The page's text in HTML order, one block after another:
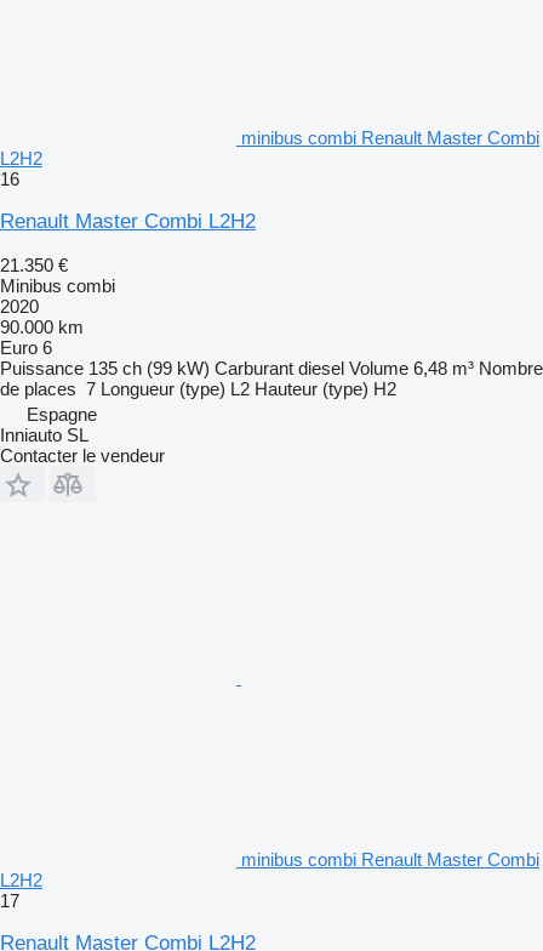
minibus combi Renault Master Combi
L2H2
16
Renault Master Combi L2H2
21.350 €
Minibus combi
2020
90.000 km
Euro 6
Puissance 135 ch (99 kW) Carburant diesel Volume 6,48 m³ Nombre
de places 7 Longueur (type) L2 Hauteur (type) H2
Espagne
Inniauto SL
Contacter le vendeur
minibus combi Renault Master Combi
L2H2
17
Renault Master Combi L2H2